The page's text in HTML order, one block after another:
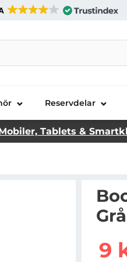
AB
Reservdelar
Tablets &
Grå